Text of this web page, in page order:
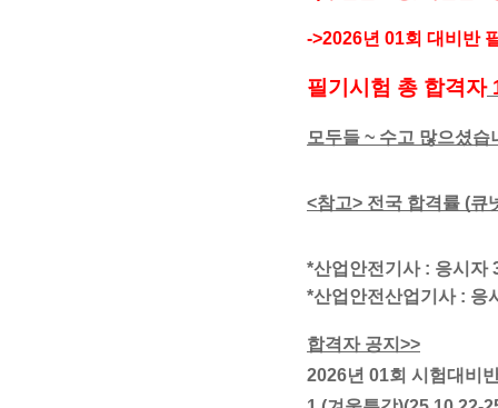
->2026년 01회 대비반
필기시험 총 합격자
모두들 ~ 수고 많으셨습
<참고> 전국 합격률 (큐
*산업안전기사 : 응시자
*산업안전산업기사 : 응
합격자 공지>>
2026년 01회 시험대비